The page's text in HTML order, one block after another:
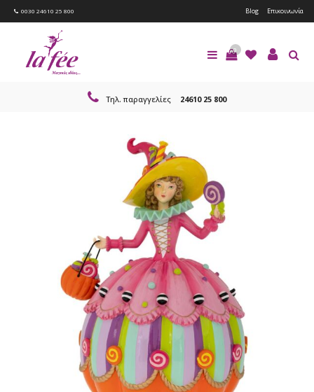
0030 24610 25 800 Blog Επικοινωνία
0
Τηλ. παραγγελίες 24610 25 800